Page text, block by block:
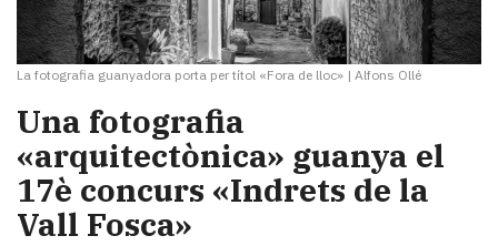
La fotografia guanyadora porta per títol «Fora de lloc» | Alfons Ollé
Una fotografia
«arquitectònica» guanya el
17è concurs «Indrets de la
Vall Fosca»